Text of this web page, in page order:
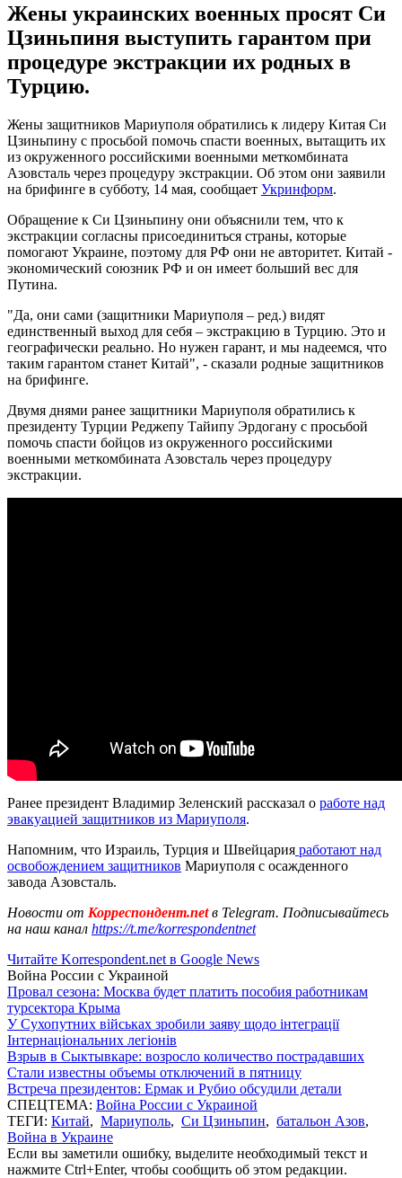
Жены украинских военных просят Си
Цзиньпиня выступить гарантом при
процедуре экстракции их родных в
Турцию.
Жены защитников Мариуполя обратились к лидеру Китая Си
Цзиньпину с просьбой помочь спасти военных, вытащить их
из окруженного российскими военными меткомбината
Азовсталь через процедуру экстракции. Об этом они заявили
на брифинге в субботу, 14 мая, сообщает Укринформ.
Обращение к Си Цзиньпину они объяснили тем, что к
экстракции согласны присоединиться страны, которые
помогают Украине, поэтому для РФ они не авторитет. Китай -
экономический союзник РФ и он имеет больший вес для
Путина.
"Да, они сами (защитники Мариуполя – ред.) видят
единственный выход для себя – экстракцию в Турцию. Это и
географически реально. Но нужен гарант, и мы надеемся, что
таким гарантом станет Китай", - сказали родные защитников
на брифинге.
Двумя днями ранее защитники Мариуполя обратились к
президенту Турции Реджепу Тайипу Эрдогану с просьбой
помочь спасти бойцов из окруженного российскими
военными меткомбината Азовсталь через процедуру
экстракции.
Ранее президент Владимир Зеленский рассказал о работе над
эвакуацией защитников из Мариуполя.
Напомним, что Израиль, Турция и Швейцария работают над
освобождением защитников Мариуполя с осажденного
завода Азовсталь.
Новости от Корреспондент.netв Telegram. Подписывайтесь
на наш канал https://t.me/korrespondentnet
Читайте Korrespondent.net в Google News
Война России с Украиной
Провал сезона: Москва будет платить пособия работникам
турсектора Крыма
У Сухопутних військах зробили заяву щодо інтеграції
Інтернаціональних легіонів
Взрыв в Сыктывкаре: возросло количество пострадавших
Стали известны объемы отключений в пятницу
Встреча президентов: Ермак и Рубио обсудили детали
СПЕЦТЕМА: Война России с Украиной
ТЕГИ: Китай, Мариуполь, Си Цзиньпин, батальон Азов,
Война в Украине
Если вы заметили ошибку, выделите необходимый текст и
нажмите Ctrl+Enter, чтобы сообщить об этом редакции.